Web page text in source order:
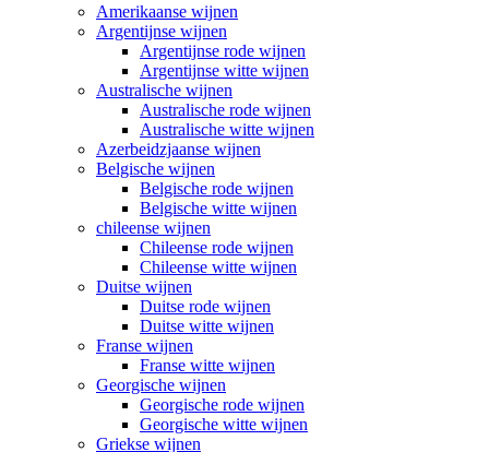
Amerikaanse wijnen
Argentijnse wijnen
Argentijnse rode wijnen
Argentijnse witte wijnen
Australische wijnen
Australische rode wijnen
Australische witte wijnen
Azerbeidzjaanse wijnen
Belgische wijnen
Belgische rode wijnen
Belgische witte wijnen
chileense wijnen
Chileense rode wijnen
Chileense witte wijnen
Duitse wijnen
Duitse rode wijnen
Duitse witte wijnen
Franse wijnen
Franse witte wijnen
Georgische wijnen
Georgische rode wijnen
Georgische witte wijnen
Griekse wijnen